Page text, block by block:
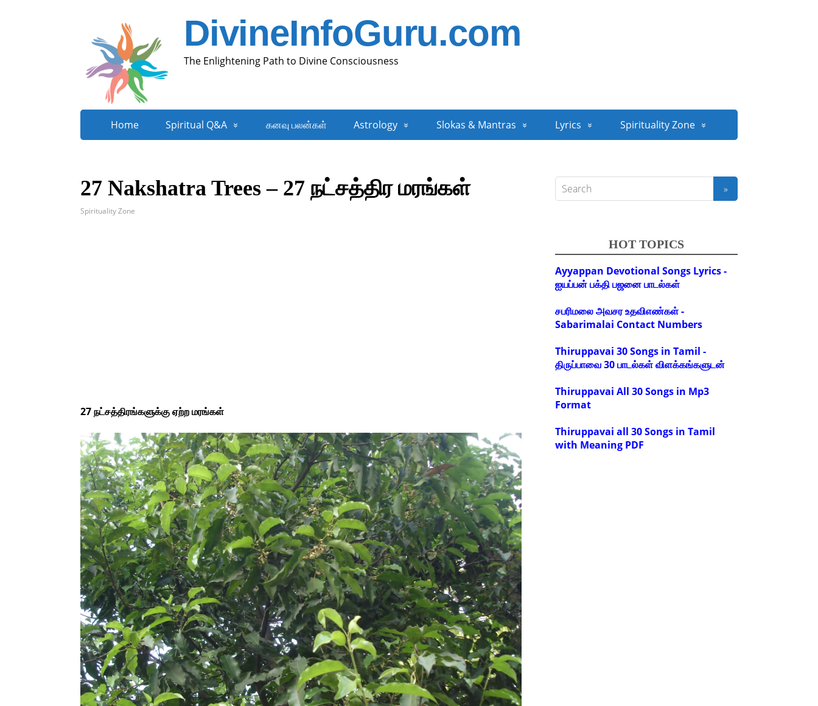
DivineInfoGuru.com
The Enlightening Path to Divine Consciousness
Home Spiritual Q&A கனவு பலன்கள் Astrology Slokas & Mantras Lyrics Spirituality Zone
27 Nakshatra Trees – 27 நட்சத்திர மரங்கள்
Spirituality Zone
27 நட்சத்திரங்களுக்கு ஏற்ற மரங்கள்
HOT TOPICS
Ayyappan Devotional Songs Lyrics -
ஐயப்பன் பக்தி பஜனை பாடல்கள்
சபரிமலை அவசர உதவிஎண்கள் -
Sabarimalai Contact Numbers
Thiruppavai 30 Songs in Tamil -
திருப்பாவை 30 பாடல்கள் விளக்கங்களுடன்
Thiruppavai All 30 Songs in Mp3
Format
Thiruppavai all 30 Songs in Tamil
with Meaning PDF